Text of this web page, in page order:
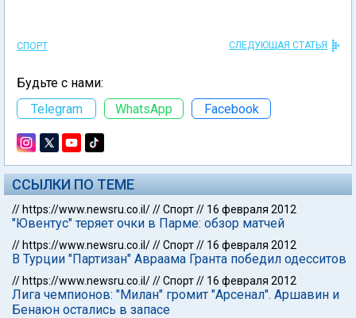
СПОРТ СЛЕДУЮЩАЯ СТАТЬЯ
Будьте с нами:
Telegram
WhatsApp Facebook
ССЫЛКИ ПО ТЕМЕ
// https://www.newsru.co.il///Спорт// 16 февраля 2012
"Ювентус" теряет очки в Парме: обзор матчей
// https://www.newsru.co.il///Спорт// 16 февраля 2012
В Турции "Партизан" Авраама Гранта победил одесситов
// https://www.newsru.co.il///Спорт// 16 февраля 2012
Лига чемпионов: "Милан" громит "Арсенал". Аршавин и
Бенаюн остались в запасе